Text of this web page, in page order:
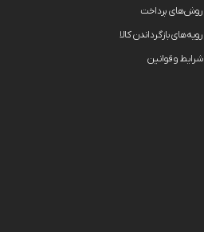
روش‌های پرداخت
رویه‌های بازگرداندن کالا
شرایط و قوانین